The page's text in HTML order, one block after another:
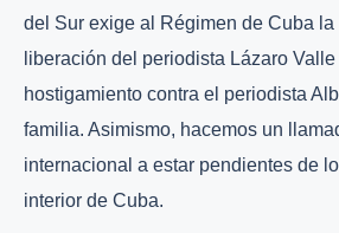
del Sur exige al Régimen de Cuba la
liberación del periodista Lázaro Valle
hostigamiento contra el periodista
familia. Asimismo, hacemos un
internacional a estar pendientes de
interior de Cuba.